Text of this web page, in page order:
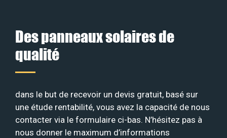
Des panneaux solaires de
qualité
dans le but de recevoir un devis gratuit, basé sur
une étude rentabilité, vous avez la capacité de nous
contacter via le formulaire ci-bas. N’hésitez pas à
nous donner le maximum d’informations